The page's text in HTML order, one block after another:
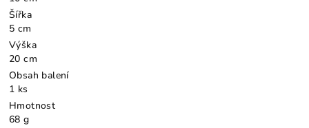
Šířka
5 cm
Výška
20 cm
Obsah balení
1 ks
Hmotnost
68 g